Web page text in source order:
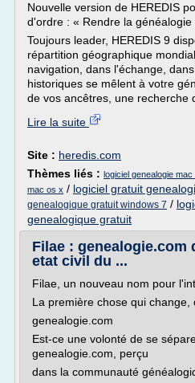
Nouvelle version de HEREDIS
d'ordre : « Rendre la généalogie
Toujours leader, HEREDIS 9
répartition géographique
navigation, dans l'échange,
historiques se mêlent à votre
de vos ancêtres, une recherche
Lire la suite
Site : heredis.com
Thèmes liés : logiciel genealogie
mac os x / logiciel gratuit
genealogique gratuit windows 7 /
genealogique gratuit
Filae : genealogie.com
etat civil du ...
Filae, un nouveau nom pour
La première chose qui change,
genealogie.com
Est-ce une volonté de se
genealogie.com, perçu
dans la communauté